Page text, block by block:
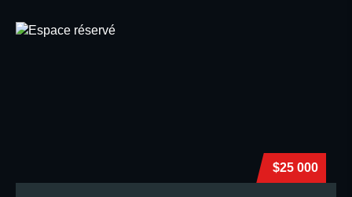
$25 000